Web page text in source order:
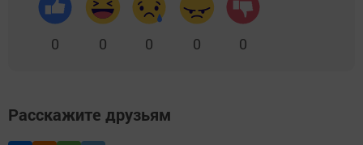
0 0 0 0 0
Расскажите друзьям